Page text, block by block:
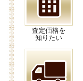
査定価格を
知りたい